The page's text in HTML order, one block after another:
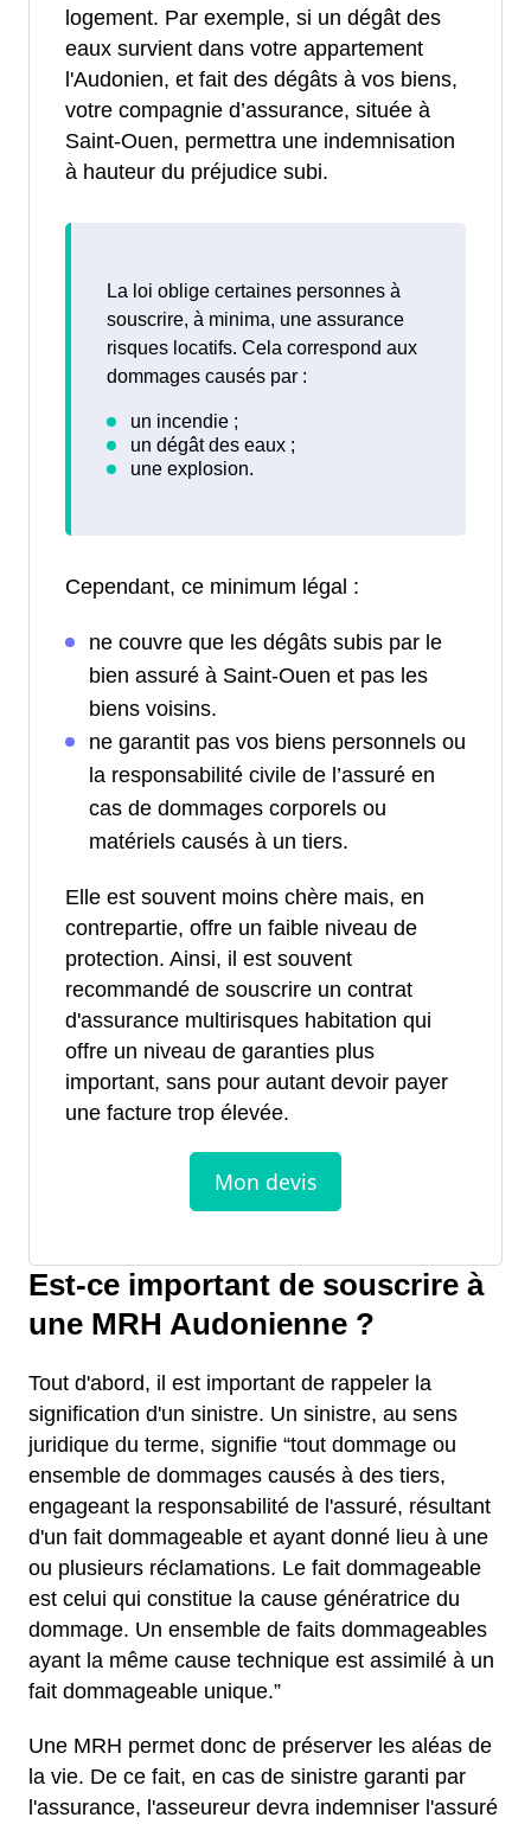
logement. Par exemple, si un dégât des
eaux survient dans votre appartement
l'Audonien, et fait des dégâts à vos biens,
votre compagnie d’assurance, située à
Saint-Ouen, permettra une indemnisation
à hauteur du préjudice subi.
La loi oblige certaines personnes à
souscrire, à minima, une assurance
risques locatifs. Cela correspond aux
dommages causés par :
Cependant, ce minimum légal :
ne couvre que les dégâts subis par le
bien assuré à Saint-Ouen et pas les
biens voisins.
ne garantit pas vos biens personnels ou
la responsabilité civile de l’assuré en
cas de dommages corporels ou
matériels causés à un tiers.
Elle est souvent moins chère mais, en
contrepartie, offre un faible niveau de
protection. Ainsi, il est souvent
recommandé de souscrire un contrat
d'assurance multirisques habitation qui
offre un niveau de garanties plus
important, sans pour autant devoir payer
une facture trop élevée.
Est-ce important de souscrire à
une MRH Audonienne ?
Tout d'abord, il est important de rappeler la
signification d'un sinistre. Un sinistre, au sens
juridique du terme, signifie “tout dommage ou
ensemble de dommages causés à des tiers,
engageant la responsabilité de l'assuré, résultant
d'un fait dommageable et ayant donné lieu à une
ou plusieurs réclamations. Le fait dommageable
est celui qui constitue la cause génératrice du
dommage. Un ensemble de faits dommageables
ayant la même cause technique est assimilé à un
fait dommageable unique.”
Une MRH permet donc de préserver les aléas de
la vie. De ce fait, en cas de sinistre garanti par
l'assurance, l'asseureur devra indemniser l'assuré